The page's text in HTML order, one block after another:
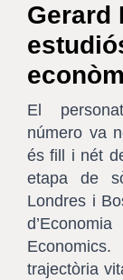
Gerard
El
número va
és fill i nét
etapa de
Londres i
Economics.
trajectòria